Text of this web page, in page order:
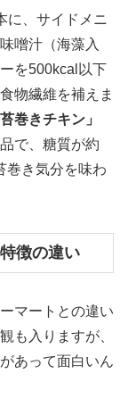
に、サイドメニ
噌汁（海藻入
を500kcal以下
物繊維を補えま
苔巻きチキン」
で、糖質が約
巻き気分を味わ
徴の違い
マートとの違い
も入りますが、
あって面白いん